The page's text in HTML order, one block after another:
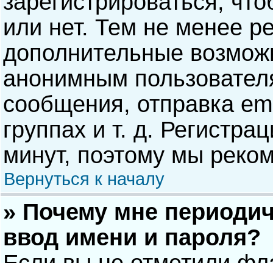
или нет. Тем не менее
дополнительные
анонимным
сообщения, отправка
группах и т. д.
минут, поэтому мы
Вернуться к началу
» Почему мне
ввод имени и пароля?